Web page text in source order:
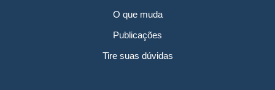
O que muda
Publicações
Tire suas dúvidas